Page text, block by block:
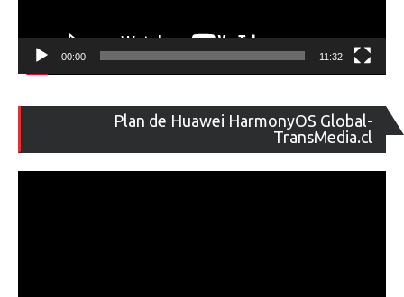
00:00 11:32
Plan de Huawei HarmonyOS Global-
TransMedia.cl
de